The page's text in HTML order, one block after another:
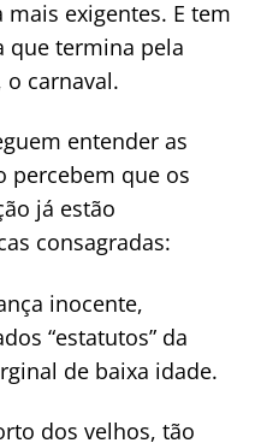
exigentes. E tem
que termina pela
o carnaval.
entender as
percebem que os
já estão
consagradas:
inocente,
“estatutos” da
de baixa idade.
dos velhos, tão